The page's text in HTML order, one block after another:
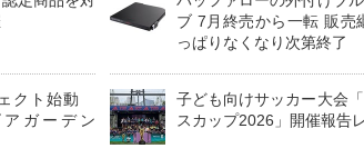
ブ 7月終売から一転 販売
っぱりなくなり次第終了
クト始動
ガーデン
子ども向けサッカー大会
スカップ2026」開催報告